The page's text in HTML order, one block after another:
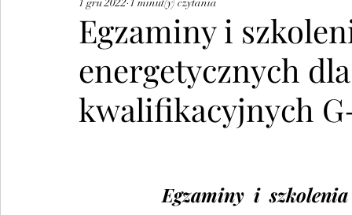
Egzaminy i
energetycznych
kwalifikacyjnych
1 gru 2022 1 minut(y) czytania
Egzaminy  i